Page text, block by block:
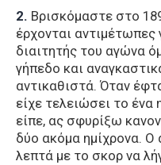
2. Βρισκόμαστε στο
έρχονται
διαιτητής του αγώνα
γήπεδο και
αντικαθιστά. Όταν
είχε τελειώσει το ένα
είπε, ας σφυρίξω
δύο ακόμα ημίχρονα.
λεπτά με το σκορ να